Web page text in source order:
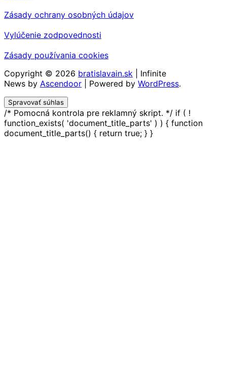
Zásady ochrany osobných údajov
Vylúčenie zodpovednosti
Zásady používania cookies
Copyright © 2026 bratislavain.sk | Infinite
News by Ascendoor | Powered by WordPress.
Spravovať súhlas
/* Pomocná kontrola pre reklamný skript. */ if ( !
function_exists( 'document_title_parts' ) ) { function
document_title_parts() { return true; } }